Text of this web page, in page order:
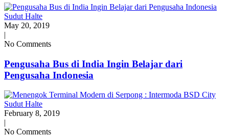
Sudut Halte
May 20, 2019
|
No Comments
Pengusaha Bus di India Ingin Belajar dari
Pengusaha Indonesia
Sudut Halte
February 8, 2019
|
No Comments